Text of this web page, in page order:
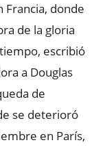
Francia, donde
de la gloria
escribió
a Douglas
de
se deterioró
en París,